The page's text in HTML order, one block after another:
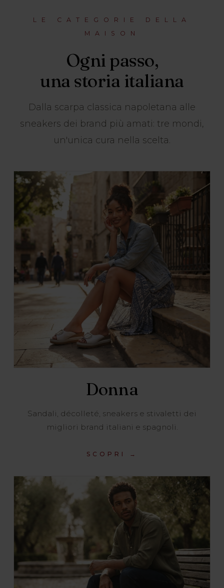
LE CATEGORIE DELLA
MAISON
Ogni passo,
una storia italiana
Dalla scarpa classica napoletana alle
sneakers dei brand più amati: tre mondi,
un'unica cura nella scelta.
Donna
Sandali, décolleté, sneakers e stivaletti dei
migliori brand italiani e spagnoli.
SCOPRI →